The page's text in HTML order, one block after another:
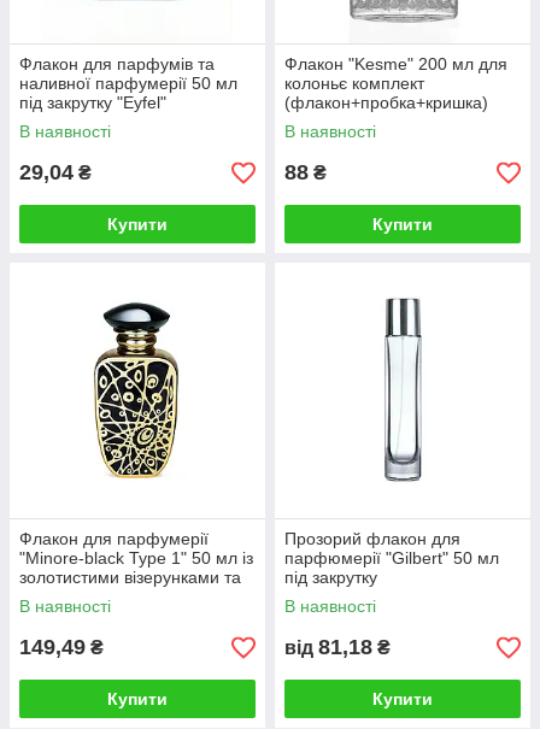
Флакон для парфумів та
наливної парфумерії 50 мл
під закрутку "Eyfel"
В наявності
29,04 ₴
Купити
Флакон "Kesme" 200 мл для
колоньє комплект
(флакон+пробка+кришка)
В наявності
88 ₴
Купити
Флакон для парфумерії
"Minore-black Type 1" 50 мл із
золотистими візерунками та
чорним склом
В наявності
149,49 ₴
Купити
Прозорий флакон для
парфюмерії "Gilbert" 50 мл
під закрутку
В наявності
від 81,18 ₴
Купити